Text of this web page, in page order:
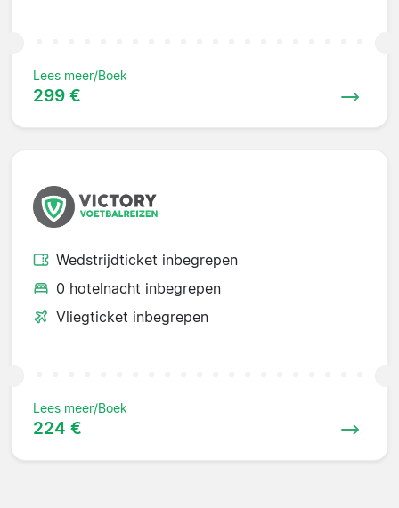
Lees meer/Boek
299 €
Wedstrijdticket inbegrepen
0 hotelnacht inbegrepen
Vliegticket inbegrepen
Lees meer/Boek
224 €